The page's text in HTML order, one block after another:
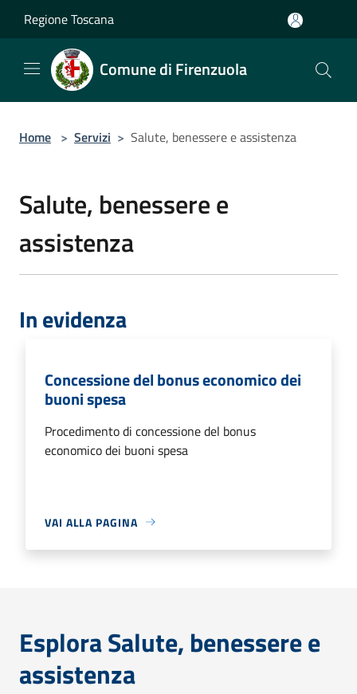
Regione Toscana
Comune di Firenzuola
Home > Servizi > Salute, benessere e assistenza
Salute, benessere e
assistenza
In evidenza
Concessione del bonus economico dei
buoni spesa
Procedimento di concessione del bonus
economico dei buoni spesa
VAI ALLA PAGINA
Esplora Salute, benessere e
assistenza